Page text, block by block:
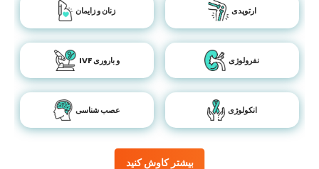
بیشتر کاوش کنید
زنان و زایمان ارتوپدی
IVF و باروری نفرولوژی
عصب شناسی انکولوژی